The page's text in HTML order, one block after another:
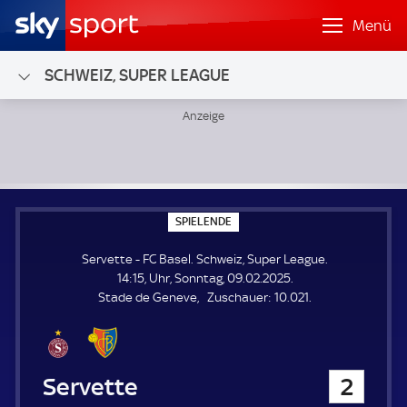
Menü
SCHWEIZ, SUPER LEAGUE
SPIELENDE
P
E
L
E
N
Servette - FC Basel. Schweiz, Super League.
14:15, Uhr, Sonntag, 09.02.2025.
Stade de Geneve
Zuschauer: Z
10.021.
Servette 2